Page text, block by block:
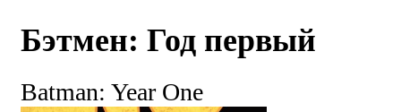
Бэтмен: Год первый
Batman: Year One